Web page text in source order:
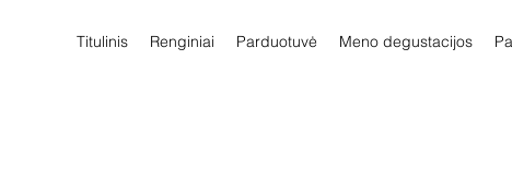
Titulinis Renginiai Parduotuvė Meno degustacijos